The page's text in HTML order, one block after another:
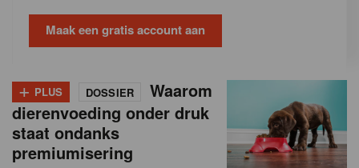
Maak een gratis account aan
+ PLUS DOSSIER
Waarom
dierenvoeding onder druk
staat ondanks
premiumisering